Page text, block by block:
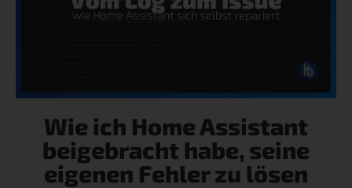
Wie ich Home Assistant
beigebracht habe, seine
eigenen Fehler zu lösen